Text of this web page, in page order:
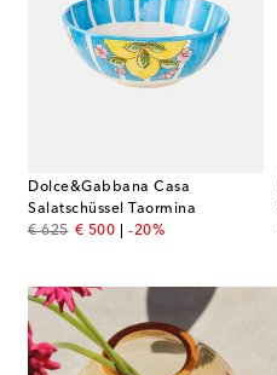
Dolce&Gabbana Casa
Salatschüssel Taormina
€ 625
original price
€ 500
discount price
-20%